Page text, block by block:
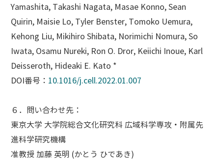
Yamashita, Takashi Nagata, Masae Konno, Sean
Quirin, Maisie Lo, Tyler Benster, Tomoko Uemura,
Kehong Liu, Mikihiro Shibata, Norimichi Nomura, So
Iwata, Osamu Nureki, Ron O. Dror, Keiichi Inoue, Karl
Deisseroth, Hideaki E. Kato *
DOI番号： 10.1016/j.cell.2022.01.007
６．問い合わせ先 ：
東京大学 大学院総合文化研究科 広域科学専攻・附属先
進科学研究機構
准教授 加藤 英明 (かとう ひであき)